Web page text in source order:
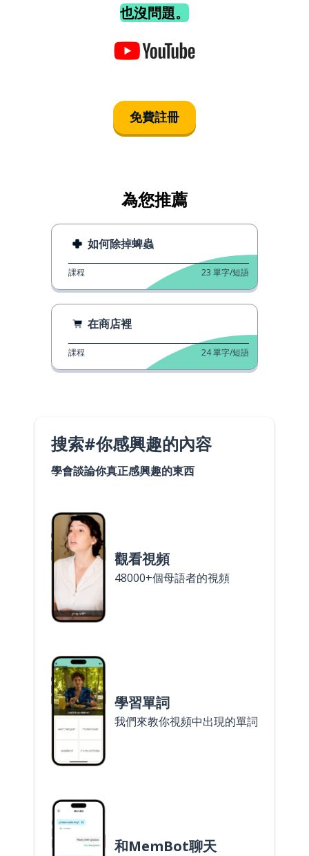
也沒問題。
免費註冊
為您推薦
如何除掉蜱蟲
課程 23 單字/短語
在商店裡
課程 24單字/短語
搜索#你感興趣的內容
學會談論你真正感興趣的東西
觀看視頻
48000+個母語者的視頻
學習單詞
我們來教你視頻中出現的單詞
和MemBot聊天